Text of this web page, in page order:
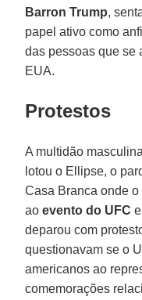
Barron Trump,
papel ativo como
das pessoas que se
EUA.
Protestos
A multidão
lotou o Ellipse, o
Casa Branca onde
aoevento do UFC
deparou com
questionavam se o
americanos ao
comemorações